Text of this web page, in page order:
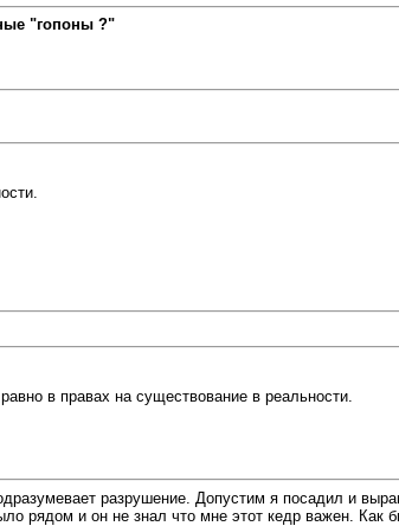
"гопоны ?"
в правах на существование в реальности.
разрушение. Допустим я посадил и
рядом и он не знал что мне этот кедр важен. Как